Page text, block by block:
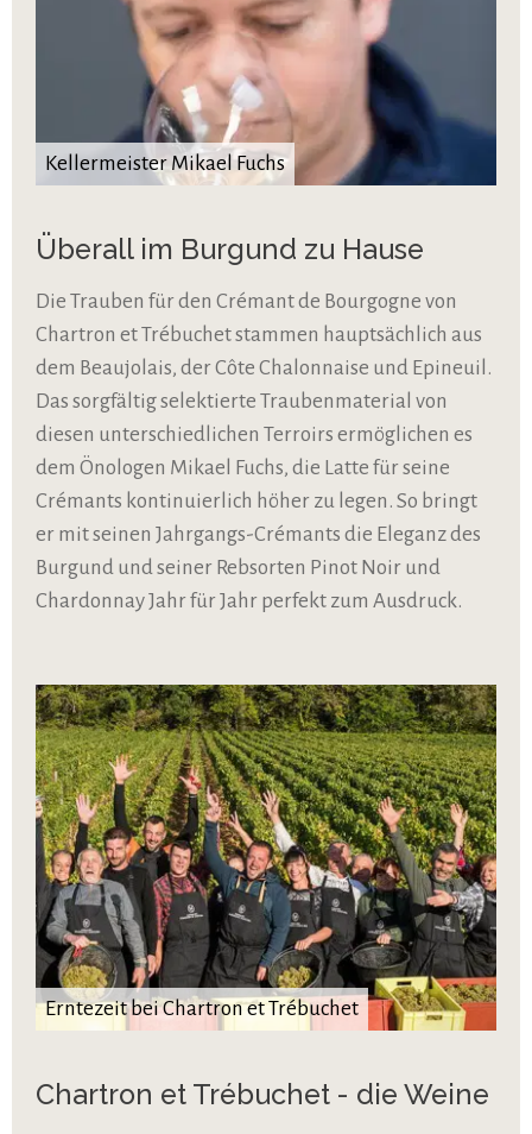
Kellermeister Mikael Fuchs
Überall im Burgund zu Hause
Die Trauben für den Crémant de Bourgogne von
Chartron et Trébuchet stammen hauptsächlich aus
dem Beaujolais, der Côte Chalonnaise und Epineuil.
Das sorgfältig selektierte Traubenmaterial von
diesen unterschiedlichen Terroirs ermöglichen es
dem Önologen Mikael Fuchs, die Latte für seine
Crémants kontinuierlich höher zu legen. So bringt
er mit seinen Jahrgangs-Crémants die Eleganz des
Burgund und seiner Rebsorten Pinot Noir und
Chardonnay Jahr für Jahr perfekt zum Ausdruck.
Erntezeit bei Chartron et Trébuchet
Chartron et Trébuchet - die Weine